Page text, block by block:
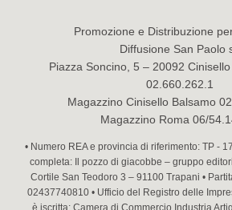
Promozione e Distribuzione
Diffusione San Paolo
Piazza Soncino, 5 – 20092
02.660.262.1
Magazzino Cinisello Balsamo
Magazzino Roma 06/
• Numero REA e provincia di riferimento: TP -
completa: Il pozzo di giacobbe – gruppo
Cortile San Teodoro 3 – 91100 Trapani •
02437740810 • Ufficio del Registro delle
è iscritta: Camera di Commercio Industria